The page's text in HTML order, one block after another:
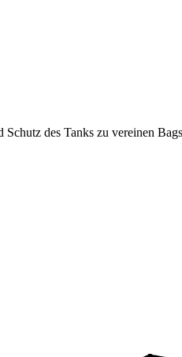
des Tanks zu vereinen